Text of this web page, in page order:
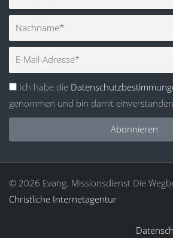
Nachname
Mail
Ich habe die
genommen und bin damit
Abonnieren
© 2026 Evang. Missionsdienst Die
Christliche Internetagentur